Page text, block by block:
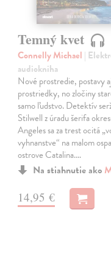
Temný kvet
Connelly Michael |
audiokniha
Nové prostredie, postavy aj
prostriedky, no zločiny
samo ľudstvo. Detektív
Stilwell z úradu šerifa
Angeles sa za trest ocitá
vyhnanstve“ na malom
ostrove Catalina.…
Na stiahnutie ako
14,95 €